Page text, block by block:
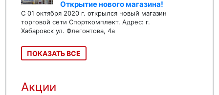
Открытие нового магазина!
С 01 октября 2020 г. открылся новый магазин
торговой сети Спорткомплект. Адрес: г.
Хабаровск ул. Флегонтова, 4а
ПОКАЗАТЬ ВСЕ
Акции